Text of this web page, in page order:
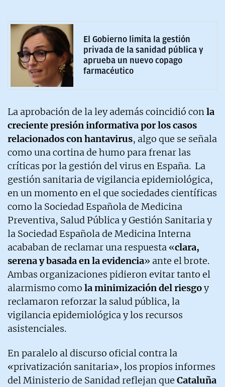
El Gobierno limita la gestión
privada de la sanidad pública y
aprueba un nuevo copago
farmacéutico
La aprobación de la ley además coincidió conla
creciente presión informativa por los casos
relacionados con hantavirus, algo que se señala
como una cortina de humo para frenar las
críticas por la gestión del virus en España. La
gestión sanitaria de vigilancia epidemiológica,
en un momento en el que sociedades científicas
como la Sociedad Española de Medicina
Preventiva, Salud Pública y Gestión Sanitaria y
la Sociedad Española de Medicina Interna
acababan de reclamar una respuesta «clara,
serena y basada en la evidencia» ante el brote.
Ambas organizaciones pidieron evitar tanto el
alarmismo como la minimización del riesgoy
reclamaron reforzar la salud pública, la
vigilancia epidemiológica y los recursos
asistenciales.
En paralelo al discurso oficial contra la
«privatización sanitaria», los propios informes
del Ministerio de Sanidad reflejan que Cataluña